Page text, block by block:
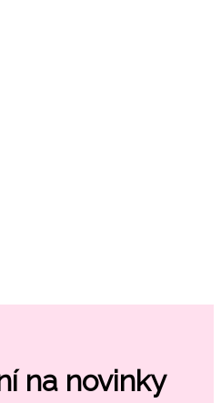
na novinky